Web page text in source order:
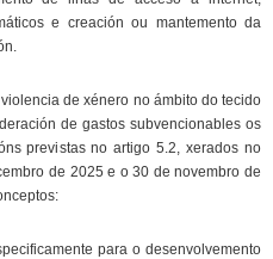
e creación ou mantemento da
de xénero no ámbito do tecido
de gastos subvencionables os
previstas no artigo 5.2, xerados no
de 2025 e o 30 de novembro de
para o desenvolvemento